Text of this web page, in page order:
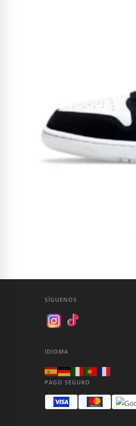
SÍGUENOS
IDIOMA
PAGO SEGURO